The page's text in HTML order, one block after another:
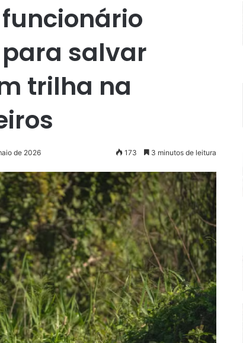
salvar
trilha na
de 2026 173 3 minutos de leitura